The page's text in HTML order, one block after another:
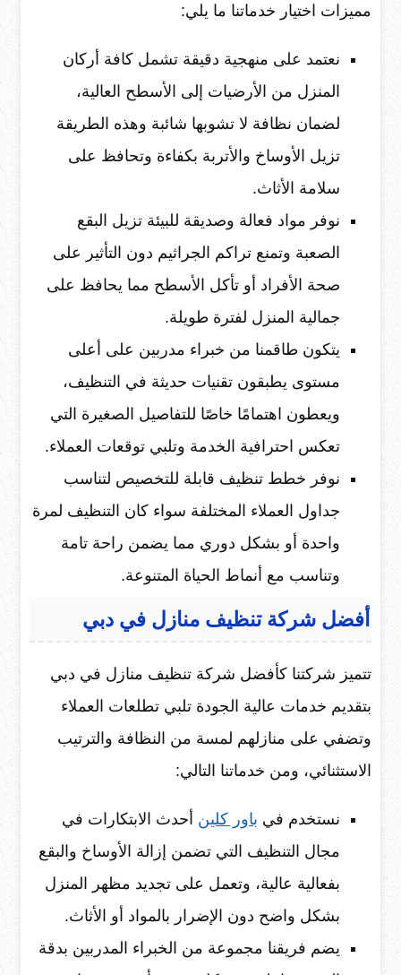
مميزات اختيار خدماتنا ما يلي:
نعتمد على منهجية دقيقة تشمل كافة أركان
المنزل من الأرضيات إلى الأسطح العالية،
لضمان نظافة لا تشوبها شائبة وهذه الطريقة
تزيل الأوساخ والأتربة بكفاءة وتحافظ على
سلامة الأثاث.
نوفر مواد فعالة وصديقة للبيئة تزيل البقع
الصعبة وتمنع تراكم الجراثيم دون التأثير على
صحة الأفراد أو تأكل الأسطح مما يحافظ على
جمالية المنزل لفترة طويلة.
يتكون طاقمنا من خبراء مدربين على أعلى
مستوى يطبقون تقنيات حديثة في التنظيف،
ويعطون اهتمامًا خاصًا للتفاصيل الصغيرة التي
تعكس احترافية الخدمة وتلبي توقعات العملاء.
نوفر خطط تنظيف قابلة للتخصيص لتناسب
جداول العملاء المختلفة سواء كان التنظيف لمرة
واحدة أو بشكل دوري مما يضمن راحة تامة
وتناسب مع أنماط الحياة المتنوعة.
أفضل شركة تنظيف منازل في دبي
تتميز شركتنا كأفضل شركة تنظيف منازل في دبي
بتقديم خدمات عالية الجودة تلبي تطلعات العملاء
وتضفي على منازلهم لمسة من النظافة والترتيب
الاستثنائي، ومن خدماتنا التالي:
نستخدم في باور كلين أحدث الابتكارات في
مجال التنظيف التي تضمن إزالة الأوساخ والبقع
بفعالية عالية، وتعمل على تجديد مظهر المنزل
بشكل واضح دون الإضرار بالمواد أو الأثاث.
يضم فريقنا مجموعة من الخبراء المدربين بدقة